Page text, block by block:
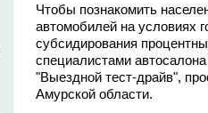
Чтобы познакомить
автомобилей на условиях
субсидирования
специалистами
"Выездной тест-драйв",
Амурской области.